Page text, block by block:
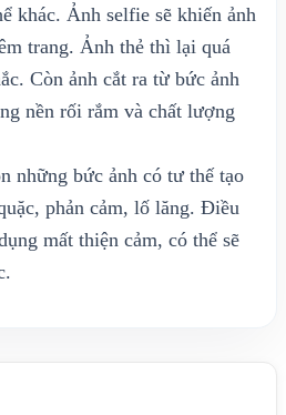
khác. Ảnh selfie sẽ khiến ảnh
trang. Ảnh thẻ thì lại quá
Còn ảnh cắt ra từ bức ảnh
nền rối rắm và chất lượng
những bức ảnh có tư thế tạo
phản cảm, lố lăng. Điều
mất thiện cảm, có thể sẽ